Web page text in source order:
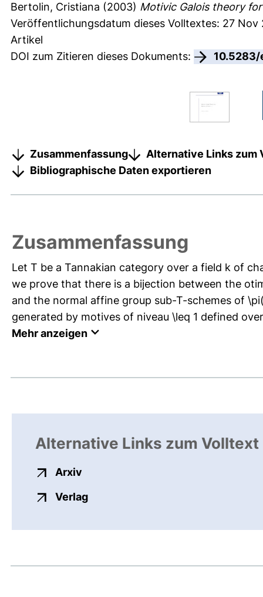
Bertolin, Cristiana (2003) Motivic Galois theory
Veröffentlichungsdatum dieses Volltextes: 27 Nov
Artikel
DOI zum Zitieren dieses Dokuments:
10.5283/
Zusammenfassung
Alternative Links zum
Bibliographische Daten exportieren
Zusammenfassung
Let T be a Tannakian category over a field k of
we prove that there is a bijection between the
and the normal affine group sub-T-schemes of
generated by motives of niveau \leq 1 defined
Mehr anzeigen
Alternative Links zum Volltext
Arxiv
Verlagexterner Link, öffnet neues